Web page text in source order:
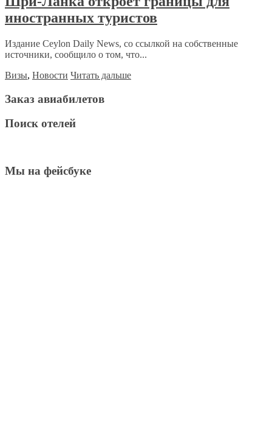
иностранных туристов
Издание Ceylon Daily News, со ссылкой на собственные
источники, сообщило о том, что...
Визы, Новости Читать дальше
Заказ авиабилетов
Поиск отелей
Мы на фейсбуке